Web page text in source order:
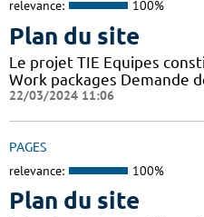
relevance: 100%
Plan du site
Le projet TIE Equipes
Work packages Demande
22/03/2024 11:06
PAGES
relevance: 100%
Plan du site